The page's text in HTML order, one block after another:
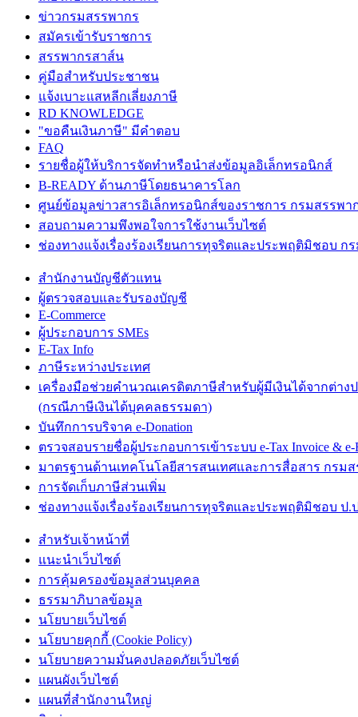
ข่าวกรมสรรพากร
สมัครเข้ารับราชการ
สรรพากรสาส์น
คู่มือสำหรับประชาชน
แจ้งเบาะแสหลีกเลี่ยงภาษี
RD KNOWLEDGE
"ขอคืนเงินภาษี" มีคำตอบ
FAQ
รายชื่อผู้ให้บริการจัดทำหรือนำส่งข้อมูลอิเล็กทรอนิกส์
B-READY ด้านภาษีโดยธนาคารโลก
ศูนย์ข้อมูลข่าวสารอิเล็กทรอนิกส์ของราชการ กรมสรรพา
สอบถามความพึงพอใจการใช้งานเว็บไซต์
ช่องทางแจ้งเรื่องร้องเรียนการทุจริตและประพฤติมิชอบ ก
สำนักงานบัญชีตัวแทน
ผู้ตรวจสอบและรับรองบัญชี
E-Commerce
ผู้ประกอบการ SMEs
E-Tax Info
ภาษีระหว่างประเทศ
เครื่องมือช่วยคำนวณเครดิตภาษีสำหรับผู้มีเงินได้จากต่าง
(กรณีภาษีเงินได้บุคคลธรรมดา)
บันทึกการบริจาค e-Donation
ตรวจสอบรายชื่อผู้ประกอบการเข้าระบบ e-Tax Invoice & e-
มาตรฐานด้านเทคโนโลยีสารสนเทศและการสื่อสาร กรมส
การจัดเก็บภาษีส่วนเพิ่ม
ช่องทางแจ้งเรื่องร้องเรียนการทุจริตและประพฤติมิชอบ ป.
สำหรับเจ้าหน้าที่
แนะนำเว็บไซต์
การคุ้มครองข้อมูลส่วนบุคคล
ธรรมาภิบาลข้อมูล
นโยบายเว็บไซต์
นโยบายคุกกี้ (Cookie Policy)
นโยบายความมั่นคงปลอดภัยเว็บไซต์
แผนผังเว็บไซต์
แผนที่สำนักงานใหญ่